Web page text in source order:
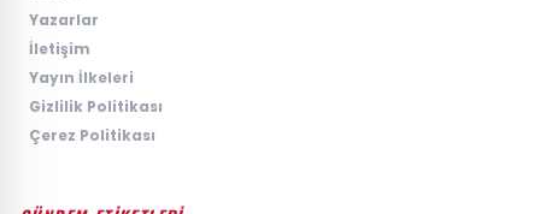
Yazarlar
İletişim
Yayın İlkeleri
Gizlilik Politikası
Çerez Politikası